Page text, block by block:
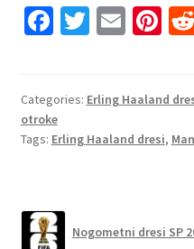
Fa
o
o
T
er
E
l
Pi
es
t
Categories: Erling Haaland
otroke
Tags: Erling Haaland dresi,
Nogometni dresi SP